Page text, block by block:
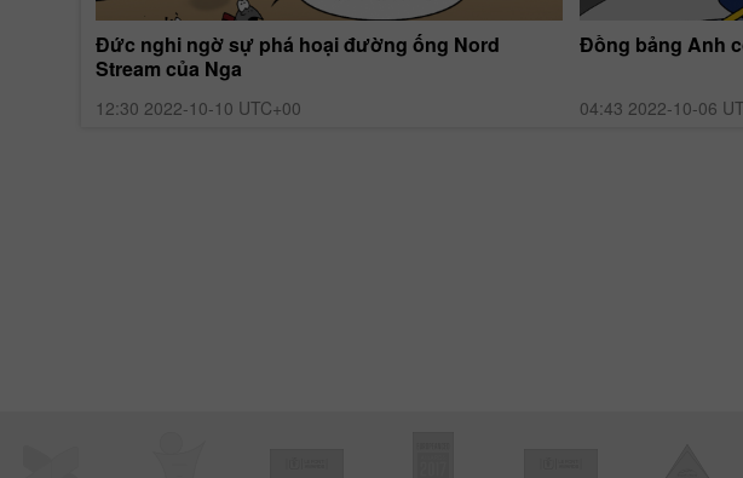
Đức nghi ngờ sự phá hoại đường ống Nord
Stream của Nga
12:30 2022-10-10 UTC+00
Đồng bảng Anh
04:43 2022-10-06